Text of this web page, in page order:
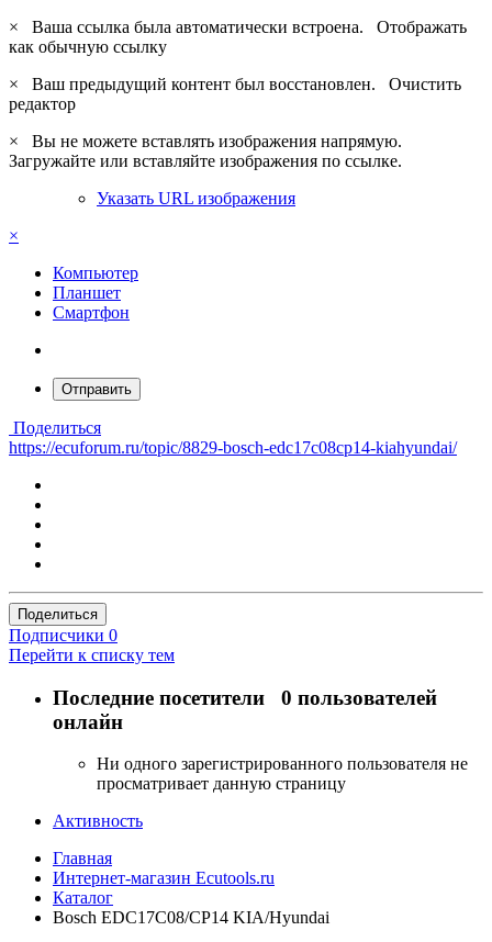
×
Ваша ссылка была автоматически встроена. Отображать
как обычную ссылку
×
Ваш предыдущий контент был восстановлен. Очистить
редактор
×
Вы не можете вставлять изображения напрямую.
Загружайте или вставляйте изображения по ссылке.
Указать URL изображения
×
Компьютер
Планшет
Смартфон
Отправить
Поделиться
https://ecuforum.ru/topic/8829-bosch-edc17c08cp14-kiahyundai/
Поделиться
Подписчики 0
Перейти к списку тем
Последние посетители 0 пользователей
онлайн
Ни одного зарегистрированного пользователя не
просматривает данную страницу
Активность
Главная
Интернет-магазин Ecutools.ru
Каталог
Bosch EDC17C08/CP14 KIA/Hyundai